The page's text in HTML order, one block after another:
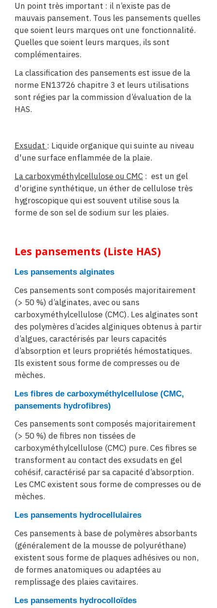
Un point très important : il n’existe pas de
mauvais pansement. Tous les pansements quelles
que soient leurs marques ont une fonctionnalité.
Quelles que soient leurs marques, ils sont
complémentaires.
La classification des pansements est issue de la
norme EN13726 chapitre 3 et leurs utilisations
sont régies par la commission d’évaluation de la
HAS.
Exsudat : Liquide organique qui suinte au niveau
d'une surface enflammée de la plaie.
La carboxyméthylcellulose ou CMC : est un gel
d'origine synthétique, un éther de cellulose très
hygroscopique qui est souvent utilise sous la
forme de son sel de sodium sur les plaies.
Les pansements (Liste HAS)
Les pansements alginates
Ces pansements sont composés majoritairement
(> 50 %) d’alginates, avec ou sans
carboxyméthylcellulose (CMC). Les alginates sont
des polymères d’acides alginiques obtenus à partir
d’algues, caractérisés par leurs capacités
d’absorption et leurs propriétés hémostatiques.
Ils existent sous forme de compresses ou de
mèches.
Les fibres de carboxyméthylcellulose (CMC,
pansements hydrofibres)
Ces pansements sont composés majoritairement
(> 50 %) de fibres non tissées de
carboxyméthylcellulose (CMC) pure. Ces fibres se
transforment au contact des exsudats en gel
cohésif, caractérisé par sa capacité d’absorption.
Les CMC existent sous forme de compresses ou de
mèches.
Les pansements hydrocellulaires
Ces pansements à base de polymères absorbants
(généralement de la mousse de polyuréthane)
existent sous forme de plaques adhésives ou non,
de formes anatomiques ou adaptées au
remplissage des plaies cavitaires.
Les pansements hydrocolloïdes